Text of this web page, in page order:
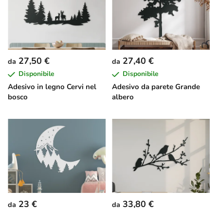
Adesivo in legno Cervi nel
bosco
da 27,50 €
Disponibile
Adesivo da parete Grande
albero
da 27,40 €
Disponibile
da 23 € da 33,80 €